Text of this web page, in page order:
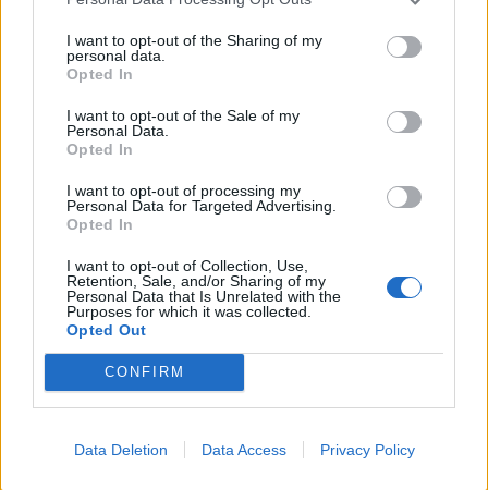
I want to opt-out of the Sharing of my
personal data.
Opted In
I want to opt-out of the Sale of my
Personal Data.
Opted In
I want to opt-out of processing my
Personal Data for Targeted Advertising.
Opted In
I want to opt-out of Collection, Use,
Retention, Sale, and/or Sharing of my
Personal Data that Is Unrelated with the
Purposes for which it was collected.
Opted Out
CONFIRM
Data Deletion Data Access Privacy Policy
ΤΕΛΕΥΤΑΙΕΣ ΕΙΔΗΣΕΙΣ